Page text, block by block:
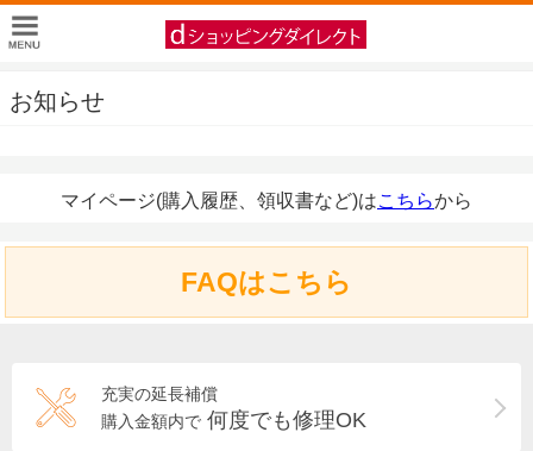
お知らせ
マイページ(購入履歴、領収書など)はこちらから
FAQはこちら
充実の延長補償
購入金額内で 何度でも修理OK